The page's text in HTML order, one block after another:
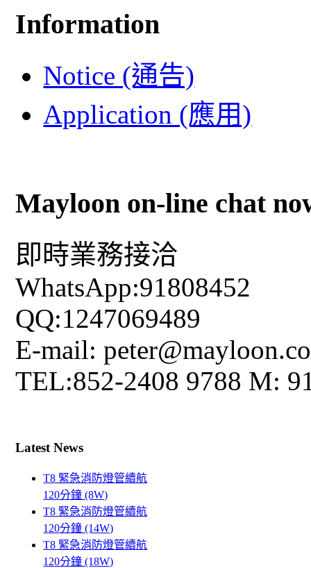
Information
Notice (通告)
Application (應用)
Mayloon on-line chat
即時業務接洽
WhatsApp:91808452
QQ:1247069489
E-mail:
TEL:852-2408 9788 M:
Latest News
T8 緊急消防燈管續航
120分鐘 (8W)
T8 緊急消防燈管續航
120分鐘 (14W)
T8 緊急消防燈管續航
120分鐘 (18W)